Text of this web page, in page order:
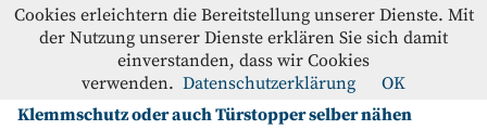
Westfalenstoffe-Blog
Schlagwort:Türstopper
Klemmschutz oder auch Türstopper selber nähen
Cookies erleichtern die Bereitstellung unserer Dienste. Mit
der Nutzung unserer Dienste erklären Sie sich damit
einverstanden, dass wir Cookies
verwenden. Datenschutzerklärung OK